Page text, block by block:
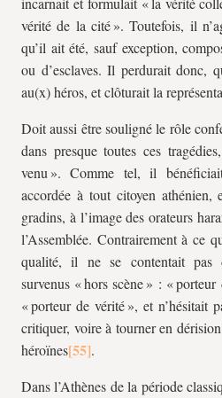
vérité de la cité ». Toutefois, il
qu’il ait été, sauf exception,
ou d’esclaves. Il perdurait donc,
au(x) héros, et clôturait la
Doit aussi être souligné le rôle
dans presque toutes ces
venu ». Comme tel, il
accordée à tout citoyen athénien,
gradins, à l’image des orateurs
l’Assemblée. Contrairement à ce
qualité, il ne se contentait pas
survenus « hors scène » : «
« porteur de vérité », et n’hésitait
critiquer, voire à tourner en
héroïnes
.
Dans l’Athènes de la période